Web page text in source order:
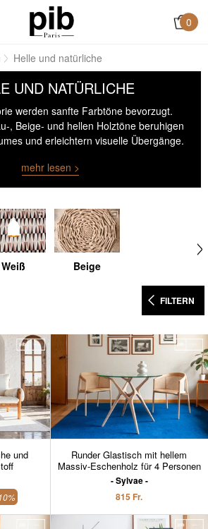
0
Helle und natürliche
UND NATÜRLICHE
werden sanfte Farbtöne bevorzugt.
, Beige- und hellen Holztöne beruhigen
und erleichtern visuelle Übergänge.
diskretes Gleichgewicht, das die Dauer
die Einfachheit fördert.
mehr lesen >
Weiß Beige
FILTERN
und
Runder Glastisch mit hellem
Massiv-Eschenholz für 4 Personen
Sylvae
815 Fr.